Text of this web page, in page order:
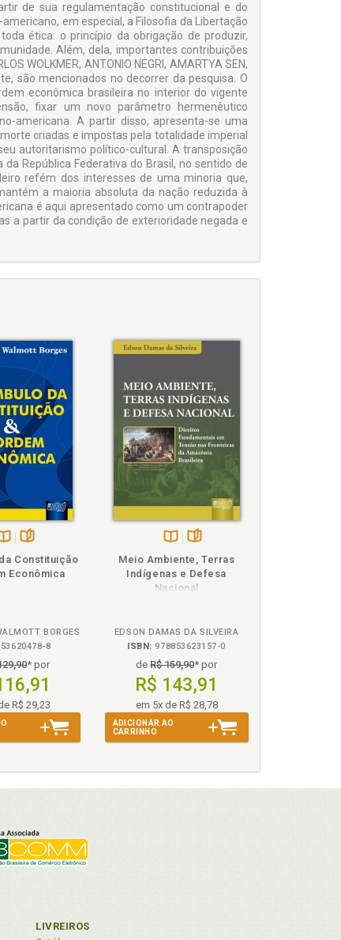
de sua regulamentação constitucional e do
em especial, a Filosofia da Libertação
ética: o princípio da obrigação de produzir,
Além, dela, importantes contribuições
WOLKMER, ANTONIO NEGRI, AMARTYA SEN,
são mencionados no decorrer da pesquisa. O
econômica brasileira no interior do vigente
fixar um novo parâmetro hermenêutico
americana. A partir disso, apresenta-se uma
criadas e impostas pela totalidade imperial
autoritarismo político-cultural. A transposição
República Federativa do Brasil, no sentido de
refém dos interesses de uma minoria que,
a maioria absoluta da nação reduzida à
é aqui apresentado como um contrapoder
a partir da condição de exterioridade negada e
na
Constituição
Econômica
BORGES
8
* por
R$ 29,23
B.V.
Meio Ambiente, Terras
Indígenas e Defesa
Nacional
EDSON DAMAS DA SILVEIRA
ISBN: 978853623157-0
deR$ 159,90* por
R$ 143,91
em 5x de R$ 28,78
ADICIONAR AO
CARRINHO
LIVREIROS